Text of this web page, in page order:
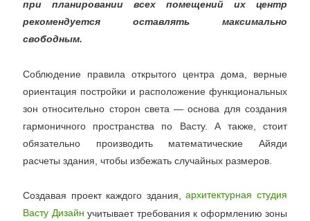
при планировании всех помещений их центр
рекомендуется оставлять максимально
свободным.
Соблюдение правила открытого центра дома, верные
ориентация постройки и расположение функциональных
зон относительно сторон света — основа для создания
гармоничного пространства по Васту. А также, стоит
обязательно производить математические Айяди
расчеты здания, чтобы избежать случайных размеров.
Создавая проект каждого здания,архитектурная студия
Васту Дизайн учитывает требования к оформлению зоны